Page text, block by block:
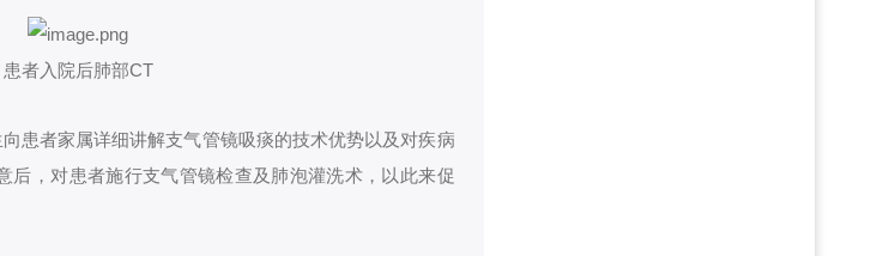
患者入院后肺部CT
患者家属详细讲解支气管镜吸痰的技术优势以及对疾病
后，对患者施行支气管镜检查及肺泡灌洗术，以此来促